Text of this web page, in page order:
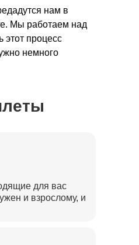
нам в
Мы работаем над
этот процесс
немного
для вас
и взрослому, и